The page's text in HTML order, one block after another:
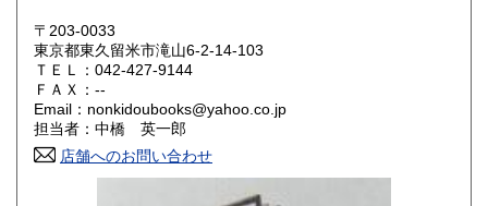
岡山県
山口県 180円
香川県 180円 愛媛県
高知県
〒203-0033
東京都東久留米市滝山6-2-14-103
ＴＥＬ：042-427-9144
ＦＡＸ：--
Email：nonkidoubooks@yahoo.co.jp
担当者：中橋 英一郎
店舗へのお問い合わせ